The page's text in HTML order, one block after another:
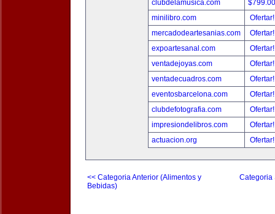
clubdelamusica.com
minilibro.com
mercadodeartesanias.com
expoartesanal.com
ventadejoyas.com
ventadecuadros.com
eventosbarcelona.com
clubdefotografia.com
impresiondelibros.com
actuacion.org
<< Categoria Anterior (Alimentos y
Bebidas)
Categoria